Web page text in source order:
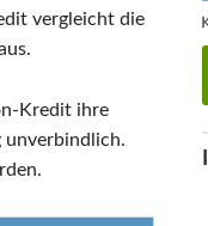
vergleicht die
Kredit ihre
unverbindlich.